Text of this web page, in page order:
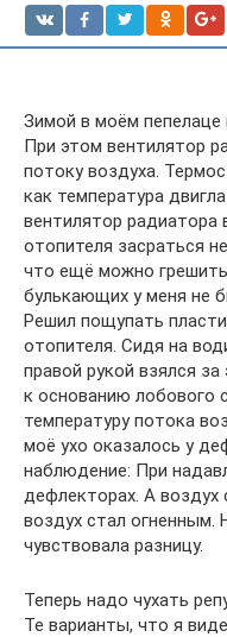
Зимой в моём
При этом вентилятор
потоку воздуха.
как температура
вентилятор радиатора
отопителя засраться
что ещё можно
булькающих у меня не
Решил пощупать
отопителя. Сидя на
правой рукой взялся
к основанию лобового
температуру потока
моё ухо оказалось у
наблюдение: При
дефлекторах. А воздух
воздух стал огненным.
чувствовала разницу.
Теперь надо чухать
Те варианты, что я